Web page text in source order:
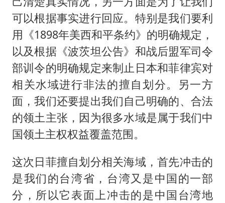
可以根据事实进行回应。特别是我们要利
用《1898年美西和平条约》的明确规定，
以及根据《波茨坦公告》和战后盟军司令
部训令的明确规定来制止日本和菲律宾对
相关水域进行非法的擅自划分。另一方
面，我们还要提出我们自己明确的、合法
的领土主张，因为很多水域是属于我们中
国领土主权权益覆盖范围。
这次日菲擅自划分相关海域，首先冲击的
是我们的台湾省，台湾又是中国的一部
分，所以它表面上冲击的是中国台湾地